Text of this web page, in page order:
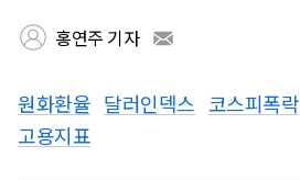
홍연주 기자
원화환율 달러인덱스 코스피폭락
고용지표